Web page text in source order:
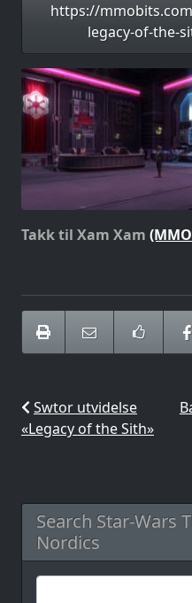
https://
legacy-of-the-
Takk til Xam Xam
Swtor utvidelse
«Legacy of the Sith»
Search Star-Wars
Nordics